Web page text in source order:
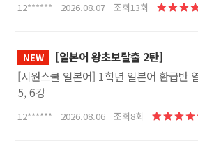
12****** 2026.08.07 조회13회
NEW
[일본어 왕초보탈출 2탄]
[시원스쿨 일본어] 1학년 일본어 환급반
5, 6강
12****** 2026.08.06 조회8회